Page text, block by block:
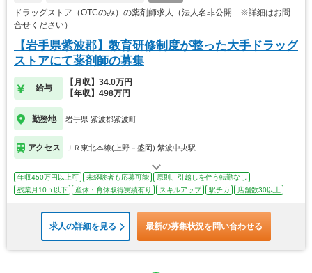
ドラッグストア（OTCのみ）の薬剤師求人（法人名非公開 ※詳細はお問
合せください）
【岩手県紫波郡】教育研修制度が整った大手ドラッグ
ストアにて薬剤師の募集
給与
【月収】34.0万円
【年収】498万円
勤務地 岩手県 紫波郡紫波町
アクセス ＪＲ東北本線(上野－盛岡) 紫波中央駅
年収450万円以上可 未経験者も応募可能
原則、引越しを伴う転勤なし
残業月10ｈ以下
産休・育休取得実績有り スキルアップ 駅チカ 店舗数30以上
求人の詳細を見る 最新の募集状況を問い合わせる